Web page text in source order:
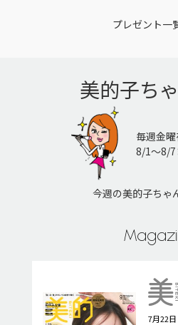
プレゼント一
美的子ち
毎週金曜
8/1〜8/7
今週の美的子ちゃ
7月22